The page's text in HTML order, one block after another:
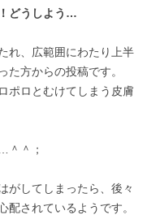
どうしよう…
れ、広範囲にわたり上半
た方からの投稿です。
ポロとむけてしまう皮膚
＾＾；
がしてしまったら、後々
配されているようです。